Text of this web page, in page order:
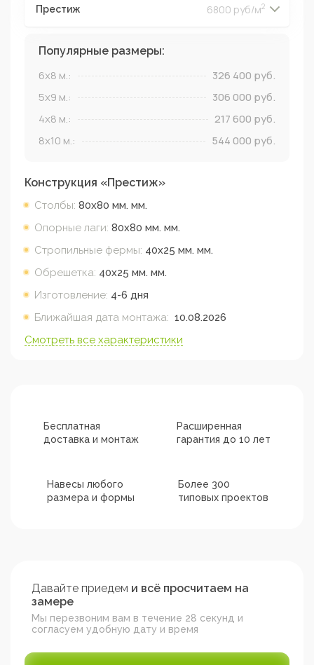
Престиж 6800 руб/м2
Популярные размеры:
6x8 м.: 326 400 руб.
5x9 м.: 306 000 руб.
4x8 м.: 217 600 руб.
8x10 м.: 544 000 руб.
Конструкция «Престиж»
Столбы: 80х80 мм. мм.
Опорные лаги: 80х80 мм. мм.
Стропильные фермы: 40х25 мм. мм.
Обрешетка: 40х25 мм. мм.
Изготовление: 4-6 дня
Ближайшая дата монтажа: 10.08.2026
Смотреть все характеристики
Бесплатная
доставка и монтаж
Расширенная
гарантия до 10 лет
Навесы любого
размера и формы
Более 300
типовых проектов
Давайте приедем и всё просчитаем на
замере
Мы перезвоним вам в течение 28 секунд и
согласуем удобную дату и время